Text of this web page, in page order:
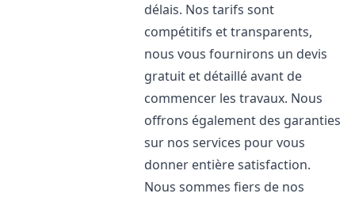
délais. Nos tarifs sont
compétitifs et transparents,
nous vous fournirons un devis
gratuit et détaillé avant de
commencer les travaux. Nous
offrons également des garanties
sur nos services pour vous
donner entière satisfaction.
Nous sommes fiers de nos